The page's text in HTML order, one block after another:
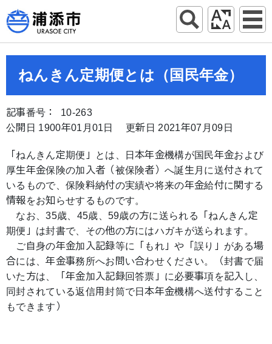
ねんきん定期便とは（国民年金）
記事番号： 10-263
公開日 1900年01月01日
更新日 2021年07月09日
「ねんきん定期便」とは、日本年金機構が国民年金および
厚生年金保険の加入者（被保険者）へ誕生月に送付されて
いるもので、保険料納付の実績や将来の年金給付に関する
情報をお知らせするものです。
なお、35歳、45歳、59歳の方に送られる「ねんきん定
期便」は封書で、その他の方にはハガキが送られます。
ご自身の年金加入記録等に「もれ」や「誤り」がある場
合には、年金事務所へお問い合わせください。（封書で届
いた方は、「年金加入記録回答票」に必要事項を記入し、
同封されている返信用封筒で日本年金機構へ送付すること
もできます）